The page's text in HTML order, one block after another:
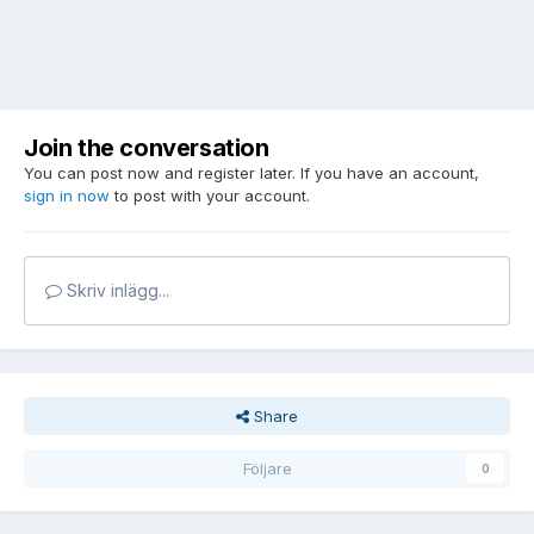
Join the conversation
You can post now and register later. If you have an account,
sign in now to post with your account.
Skriv inlägg...
Share
Följare 0